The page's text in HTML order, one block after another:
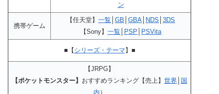
ン
携帯ゲーム
【任天堂】 一覧 GB GBA NDS 3DS
【Sony】 一覧 PSP PSVita
■【 シリーズ・テーマ 】■
【JRPG】
【ポケットモンスター】 おすすめランキング【売上】 世界
国
内 ）